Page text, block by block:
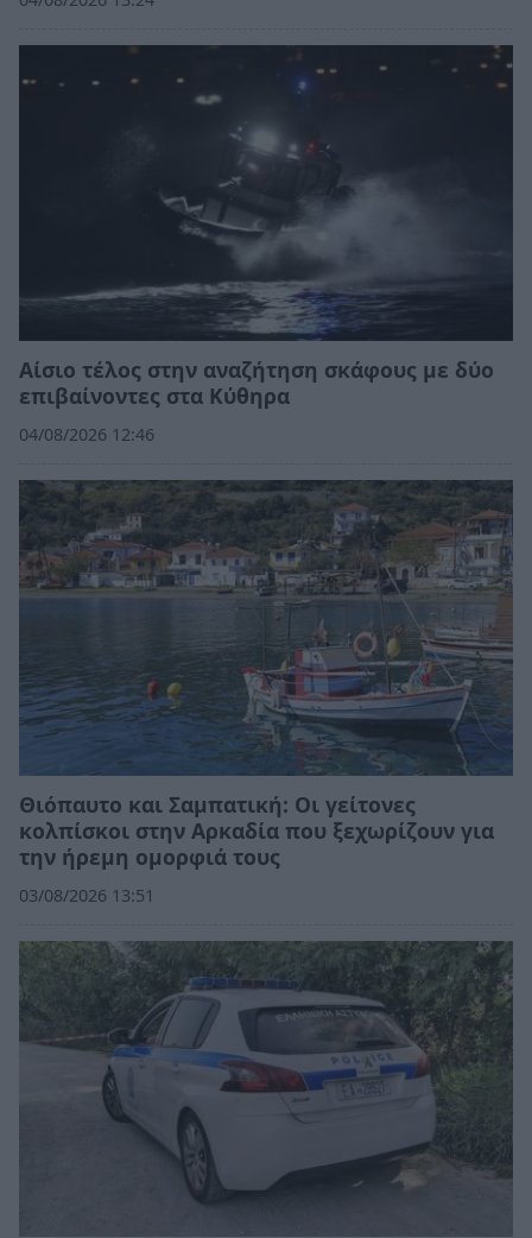
Αίσιο τέλος στην αναζήτηση σκάφους με δύο
επιβαίνοντες στα Κύθηρα
04/08/2026 12:46
Θιόπαυτο και Σαμπατική: Οι γείτονες
κολπίσκοι στην Αρκαδία που ξεχωρίζουν για
την ήρεμη ομορφιά τους
03/08/2026 13:51